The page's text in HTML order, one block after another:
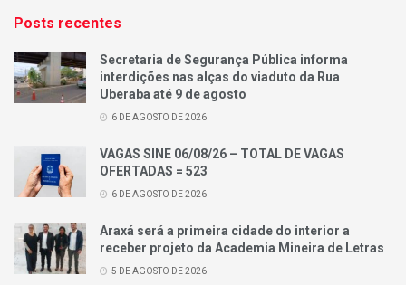
Posts recentes
Secretaria de Segurança Pública informa
interdições nas alças do viaduto da Rua
Uberaba até 9 de agosto
6 DE AGOSTO DE 2026
VAGAS SINE 06/08/26 – TOTAL DE VAGAS
OFERTADAS = 523
6 DE AGOSTO DE 2026
Araxá será a primeira cidade do interior a
receber projeto da Academia Mineira de Letras
5 DE AGOSTO DE 2026